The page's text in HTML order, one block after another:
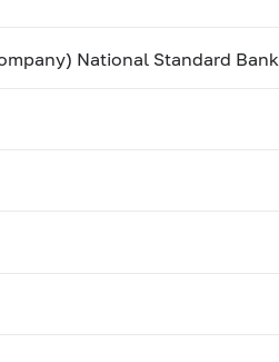
National Standard Bank